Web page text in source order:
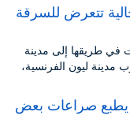
تتعرض للسرقة
في طريقها إلى مدينة
مدينة ليون الفرنسية،
يطبع صراعات بعض